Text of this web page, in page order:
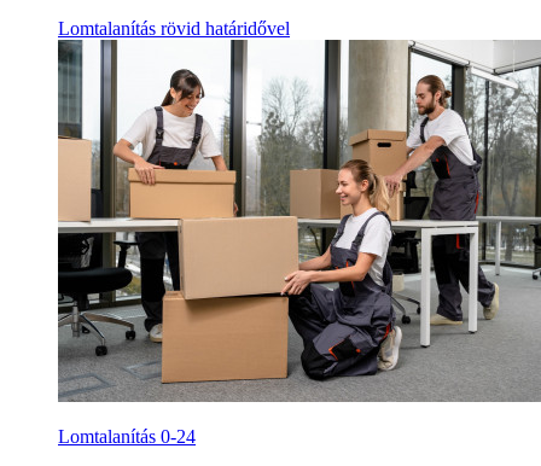
Lomtalanítás rövid határidővel
Lomtalanítás 0-24